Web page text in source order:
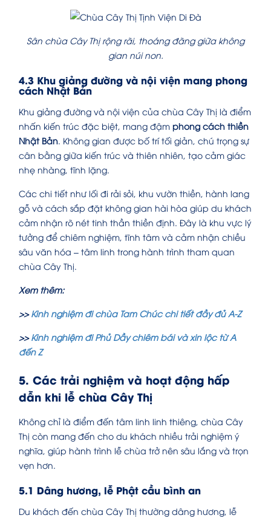
Sân chùa Cây Thị rộng rãi, thoáng đãng giữa không
gian núi non.
4.3 Khu giảng đường và nội viện mang phong
cách Nhật Bản
Khu giảng đường và nội viện của chùa Cây Thị là điểm
nhấn kiến trúc đặc biệt, mang đậm phong cách thiền
Nhật Bản. Không gian được bố trí tối giản, chú trọng sự
cân bằng giữa kiến trúc và thiên nhiên, tạo cảm giác
nhẹ nhàng, tĩnh lặng.
Các chi tiết như lối đi rải sỏi, khu vườn thiền, hành lang
gỗ và cách sắp đặt không gian hài hòa giúp du khách
cảm nhận rõ nét tinh thần thiền định. Đây là khu vực lý
tưởng để chiêm nghiệm, tĩnh tâm và cảm nhận chiều
sâu văn hóa – tâm linh trong hành trình tham quan
chùa Cây Thị.
Xem thêm:
>>Kinh nghiệm đi chùa Tam Chúc chi tiết đầy đủ A-Z
>>Kinh nghiệm đi Phủ Dầy chiêm bái và xin lộc từ A
đến Z
5. Các trải nghiệm và hoạt động hấp
dẫn khi lễ chùa Cây Thị
Không chỉ là điểm đến tâm linh linh thiêng, chùa Cây
Thị còn mang đến cho du khách nhiều trải nghiệm ý
nghĩa, giúp hành trình lễ chùa trở nên sâu lắng và trọn
vẹn hơn.
5.1 Dâng hương, lễ Phật cầu bình an
Du khách đến chùa Cây Thị thường dâng hương, lễ